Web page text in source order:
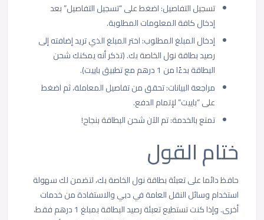
تسجيل التفاصيل: اضغط على “تسجيل التفاصيل” بعد
إدخال كافة المعلومات المطلوبة.
إدخال المبلغ المطلوب: اختر المبلغ الذي تريد إضافته إلى
رصيد بطاقة نول الخاصة بك. (تذكر أنه يمكنك شحن
البطاقة بدءًا من 1 درهم مع تطبيق باييت).
مراجعة البيانات: تحقق من تفاصيل المعاملة، ثم اضغط
على “باييت” لإتمام الدفع.
تمتع بالخدمة: تم الآن شحن البطاقة بنجاح!
ختام القول
حافظ دائما على تعبئة بطاقة نول الخاصة بك، لتضمن لك سهولة
استخدام وسائل النقل العامة في دبي والاستفادة من خدمات
أخرى. وإذا كنت تستطيع تعبئة رصيد البطاقة بمبلغ 1 درهم فقط،